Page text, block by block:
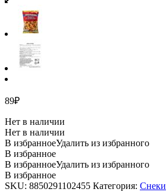
89₽
Нет в наличии
Нет в наличии
В избранноеУдалить из избранного
В избранное
В избранноеУдалить из избранного
В избранное
SKU: 8850291102455 Категория: Снеки